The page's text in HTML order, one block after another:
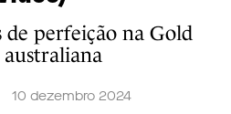
perfeição na Gold
australiana
10 dezembro 2024